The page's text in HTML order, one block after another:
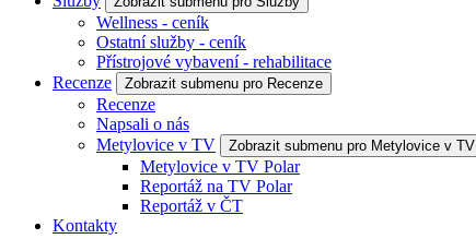
Wellness - ceník
Ostatní služby - ceník
Přístrojové vybavení - rehabilitace
Recenze
Zobrazit submenu pro Recenze
Recenze
Napsali o nás
Metylovice v TV
Zobrazit submenu pro Metylovice v TV
Metylovice v TV Polar
Reportáž na TV Polar
Reportáž v ČT
Kontakty